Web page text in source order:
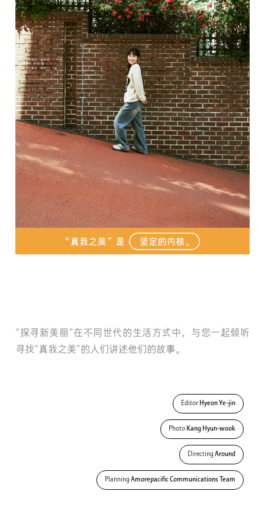
“探寻新美丽”在不同世代的生活方式中，与您一起倾听
寻找“真我之美”的人们讲述他们的故事。
Editor Hyeon Ye-jin
Photo Kang Hyun-wook
Directing Around
Planning Amorepacific Communications Team